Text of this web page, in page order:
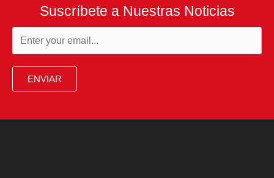
Suscríbete a Nuestras Noticias
ENVIAR